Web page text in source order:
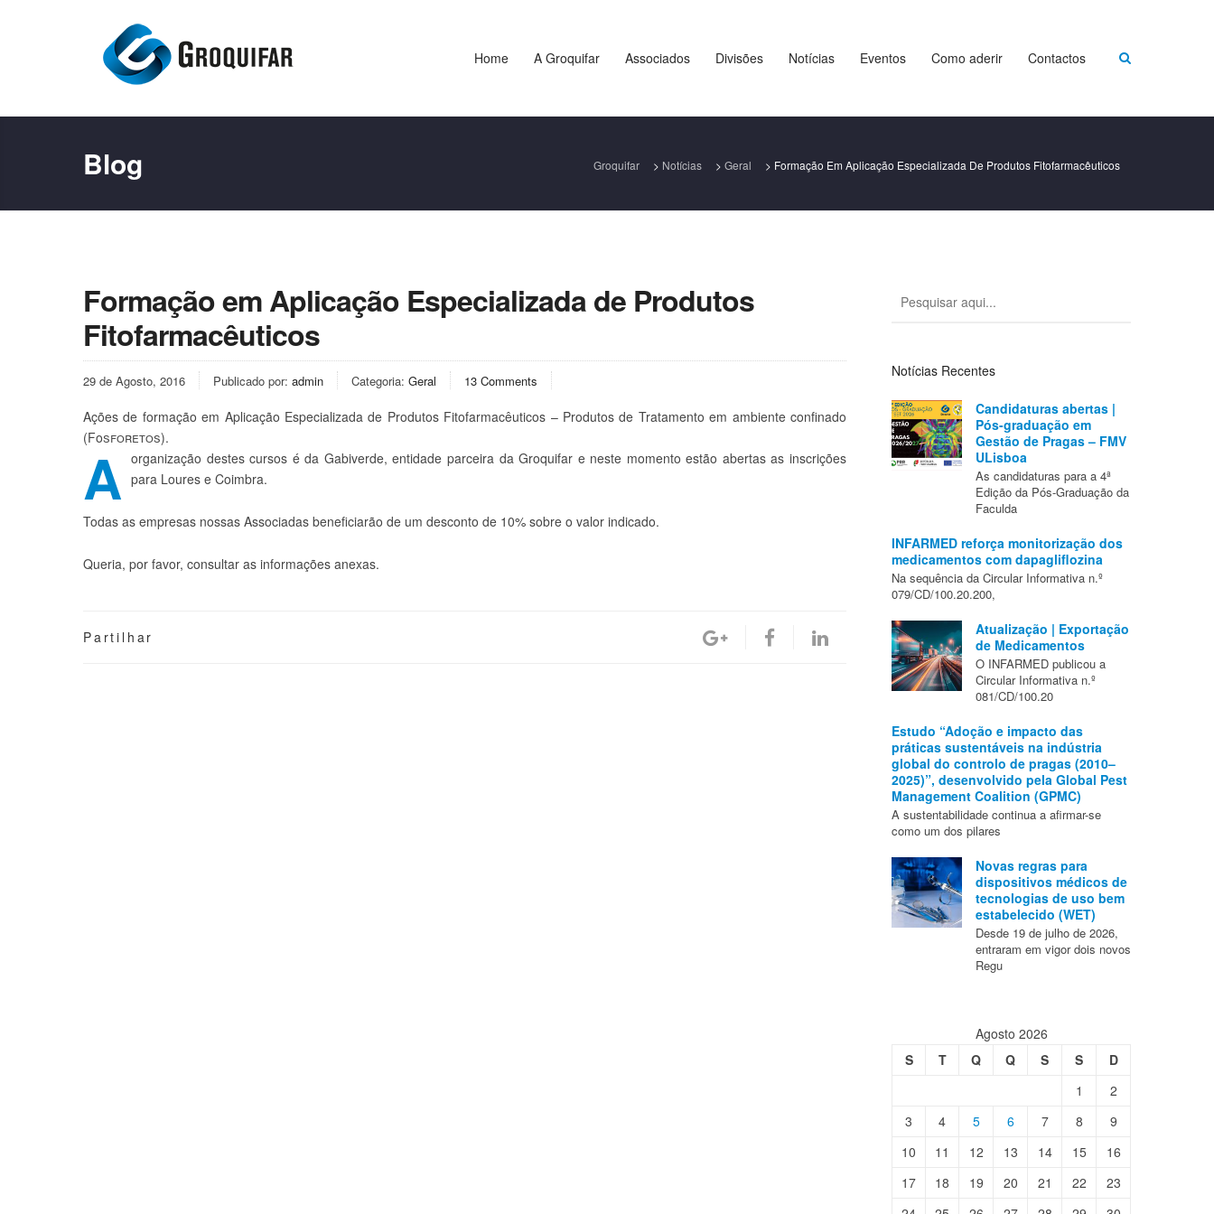
Home A Groquifar Associados Divisões Notícias Eventos Como aderir Contactos
Blog Groquifar > Notícias > Geral > Formação Em Aplicação Especializada De Produtos Fitofarmacêuticos
Formação em Aplicação Especializada de Produtos
Fitofarmacêuticos
29 de Agosto, 2016 Publicado por: admin Categoria: Geral 13 Comments
Ações de formação em Aplicação Especializada de Produtos Fitofarmacêuticos – Produtos de Tratamento em ambiente confinado
(Fosforetos).
A organização destes cursos é da Gabiverde, entidade parceira da Groquifar e neste momento estão abertas as inscrições
para Loures e Coimbra.
Todas as empresas nossas Associadas beneficiarão de um desconto de 10% sobre o valor indicado.
Queria, por favor, consultar as informações anexas.
Partilhar
Notícias Recentes
Candidaturas abertas |
Pós-graduação em
Gestão de Pragas – FMV
ULisboa
As candidaturas para a 4ª
Edição da Pós-Graduação da
Faculda
INFARMED reforça monitorização dos
medicamentos com dapagliflozina
Na sequência da Circular Informativa n.º
079/CD/100.20.200,
Atualização | Exportação
de Medicamentos
O INFARMED publicou a
Circular Informativa n.º
081/CD/100.20
Estudo “Adoção e impacto das
práticas sustentáveis na indústria
global do controlo de pragas (2010–
2025)”, desenvolvido pela Global Pest
Management Coalition (GPMC)
A sustentabilidade continua a afirmar-se
como um dos pilares
Novas regras para
dispositivos médicos de
tecnologias de uso bem
estabelecido (WET)
Desde 19 de julho de 2026,
entraram em vigor dois novos
Regu
Agosto 2026
S
T Q Q S S
D
1
2
3
4 5 6 7 8
9
10
11 12 13 14 15
16
17
18 19 20 21 22
23